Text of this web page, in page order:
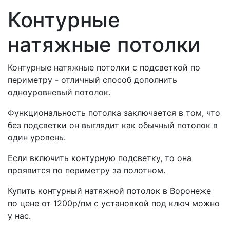
Контурные
натяжные потолки
Контурные натяжные потолки с подсветкой по
периметру - отличный способ дополнить
одноуровневый потолок.
Функциональность потолка заключается в том, что
без подсветки он выглядит как обычный потолок в
один уровень.
Если включить контурную подсветку, то она
проявится по периметру за полотном.
Купить контурный натяжной потолок в Воронеже
по цене от 1200р/пм с установкой под ключ можно
у нас.